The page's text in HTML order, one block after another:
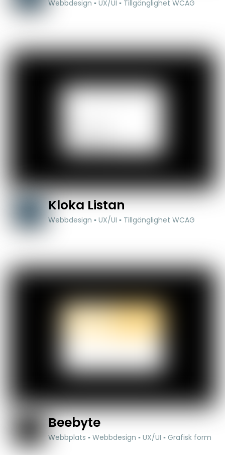
Webbdesign ▪ UX/UI ▪ Tillgänglighet WCAG
Kloka Listan
Webbdesign ▪ UX/UI ▪ Tillgänglighet WCAG
Beebyte
Webbplats ▪ Webbdesign ▪ UX/UI ▪ Grafisk form